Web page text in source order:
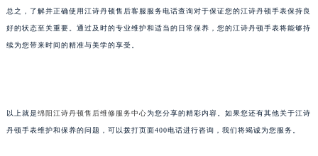
总之，了解并正确使用江诗丹顿售后客服服务电话查询对于保证您的江诗丹顿手表保持良
好的状态至关重要。通过及时的专业维护和适当的日常保养，您的江诗丹顿手表将能够持
续为您带来时间的精准与美学的享受。
以上就是绵阳江诗丹顿售后维修服务中心为您分享的精彩内容。如果您还有其他关于江诗
丹顿手表维护和保养的问题，可以拨打页面400电话进行咨询，我们将竭诚为您服务。